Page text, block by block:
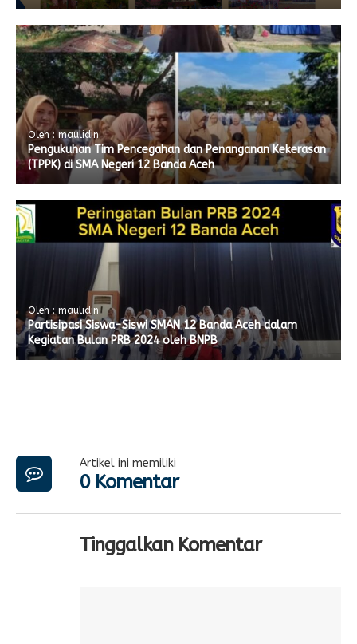
Oleh : maulidin
Pengukuhan Tim Pencegahan dan Penanganan Kekerasan
(TPPK) di SMA Negeri 12 Banda Aceh
Oleh : maulidin
Partisipasi Siswa-Siswi SMAN 12 Banda Aceh dalam
Kegiatan Bulan PRB 2024 oleh BNPB
Artikel ini memiliki
0 Komentar
Tinggalkan Komentar